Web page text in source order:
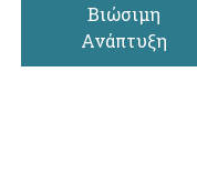
Βιώσιμη
Ανάπτυξη